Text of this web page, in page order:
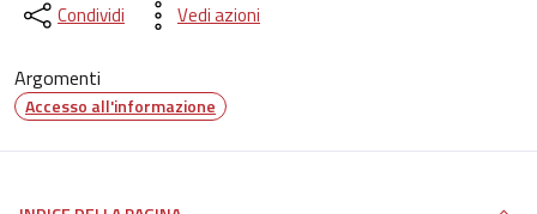
Condividi Vedi azioni
Argomenti
Accesso all'informazione